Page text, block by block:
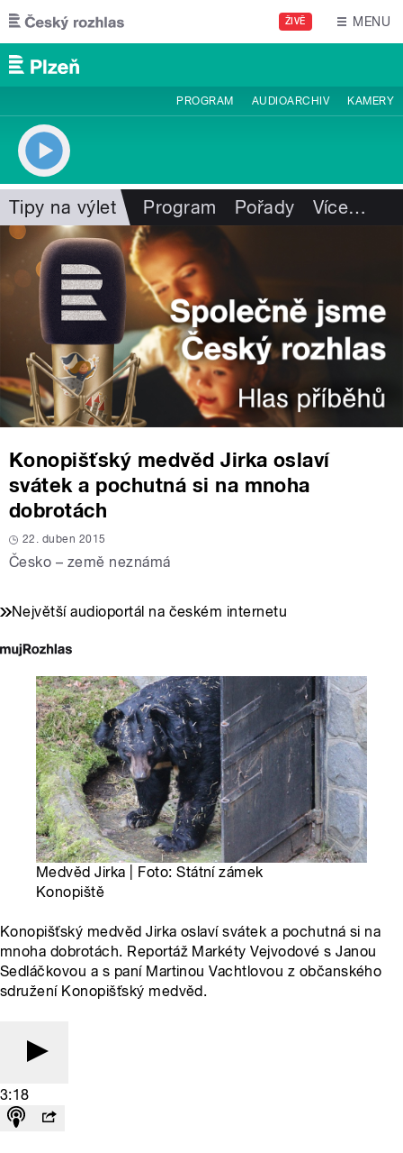
Přejít k hlavnímu obsahu
ŽIVĚ MENU
PROGRAM AUDIOARCHIV KAMERY
Tipy na výlet Program Pořady Více…
Konopišťský medvěd Jirka oslaví
svátek a pochutná si na mnoha
dobrotách
22. duben 2015
Česko – země neznámá
Největší audioportál na českém internetu
Medvěd Jirka | Foto: Státní zámek
Konopiště
Konopišťský medvěd Jirka oslaví svátek a pochutná si na
mnoha dobrotách. Reportáž Markéty Vejvodové s Janou
Sedláčkovou a s paní Martinou Vachtlovou z občanského
sdružení Konopišťský medvěd.
3:18